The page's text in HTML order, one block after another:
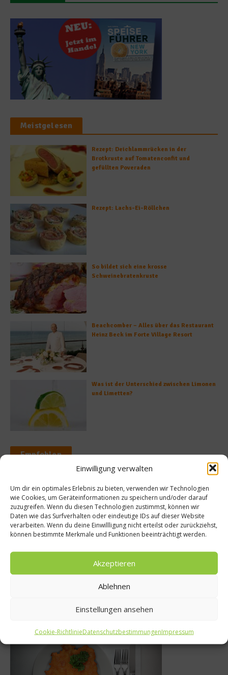
Einwilligung verwalten
Um dir ein optimales Erlebnis zu bieten, verwenden wir Technologien
wie Cookies, um Geräteinformationen zu speichern und/oder darauf
zuzugreifen. Wenn du diesen Technologien zustimmst, können wir
Daten wie das Surfverhalten oder eindeutige IDs auf dieser Website
verarbeiten. Wenn du deine Einwillligung nicht erteilst oder zurückziehst,
können bestimmte Merkmale und Funktionen beeinträchtigt werden.
Akzeptieren
Ablehnen
Einstellungen ansehen
Cookie-RichtlinieDatenschutzbestimmungenImpressum
Meistgelesen
Rezept: Deichlammrücken in der
Brotkruste auf Tomatenconfit und
gefüllten Poveraden
Rezept: Lachs-Ei-Röllchen
So bildet sich eine krosse
Schweinebratenkruste
Beachcomber – Alles über das Restaurant
Heinz Beck im Forte Village Resort
Was ist der Unterschied zwischen Limonen
und Limetten?
Empfohlen
Gourmet
5
2014
Die Zahl der
5. Juni
Was isst Deutschland